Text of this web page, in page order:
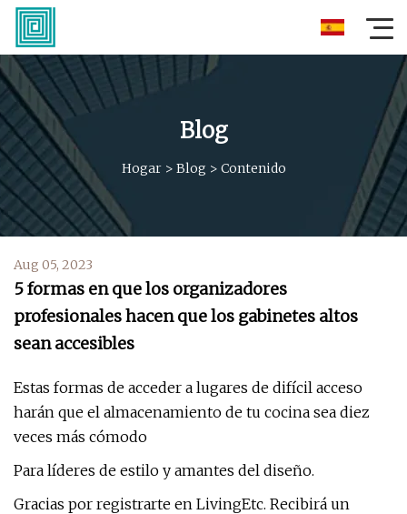
Blog
Hogar> Blog > Contenido
Aug 05, 2023
5 formas en que los organizadores
profesionales hacen que los gabinetes altos
sean accesibles
Estas formas de acceder a lugares de difícil acceso
harán que el almacenamiento de tu cocina sea diez
veces más cómodo
Para líderes de estilo y amantes del diseño.
Gracias por registrarte en LivingEtc. Recibirá un